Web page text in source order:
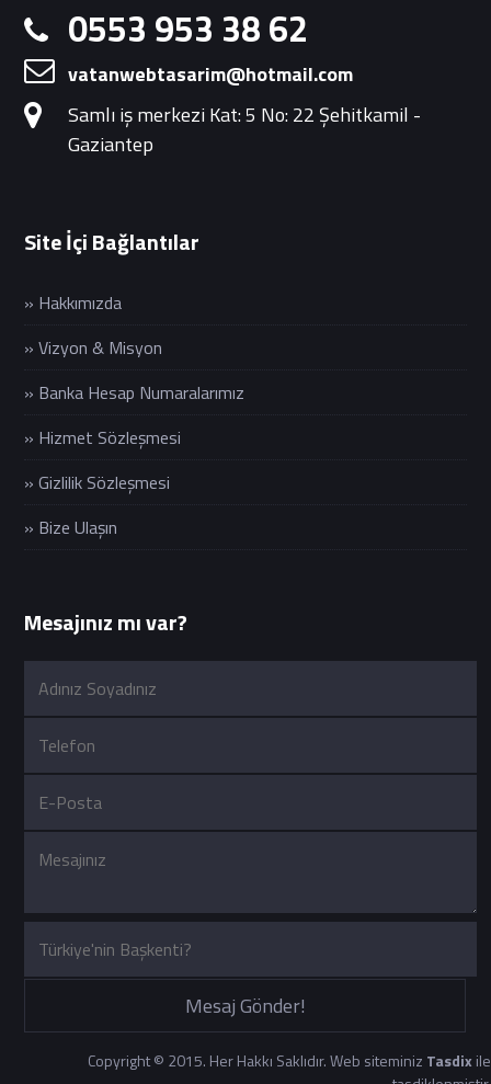
0553 953 38 62
vatanwebtasarim@hotmail.com
Samlı iş merkezi Kat: 5 No: 22 Şehitkamil -
Gaziantep
Site İçi Bağlantılar
» Hakkımızda
» Vizyon & Misyon
» Banka Hesap Numaralarımız
» Hizmet Sözleşmesi
» Gizlilik Sözleşmesi
» Bize Ulaşın
Mesajınız mı var?
Mesaj Gönder!
Copyright © 2015. Her Hakkı Saklıdır. Web siteminiz Tasdixile